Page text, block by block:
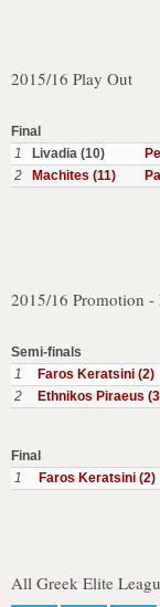
2015/16 Play Out
Final
1
Livadia (10)
2
Machites (11)
2015/16 Promotion -
Semi-finals
1
Faros Keratsini (2)
2
Ethnikos Piraeus
Final
1
Faros Keratsini (2)
All Greek Elite